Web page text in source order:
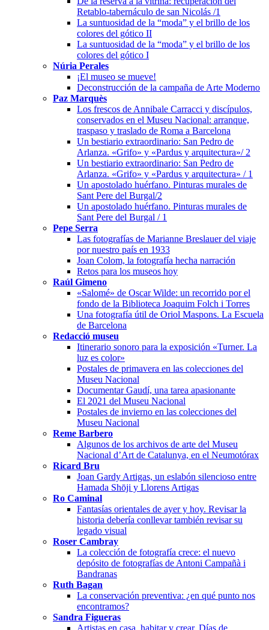
Retablo-tabernáculo de san Nicolás /1
La suntuosidad de la “moda” y el brillo de los
colores del gótico II
La suntuosidad de la “moda” y el brillo de los
colores del gótico I
Núria Perales
¡El museo se mueve!
Deconstrucción de la campaña de Arte Moderno
Paz Marquès
Los frescos de Annibale Carracci y discípulos,
conservados en el Museu Nacional: arranque,
traspaso y traslado de Roma a Barcelona
Un bestiario extraordinario: San Pedro de
Arlanza. «Grifo» y «Pardus y arquitectura»/ 2
Un bestiario extraordinario: San Pedro de
Arlanza. «Grifo» y «Pardus y arquitectura» / 1
Un apostolado huérfano. Pinturas murales de
Sant Pere del Burgal/2
Un apostolado huérfano. Pinturas murales de
Sant Pere del Burgal / 1
Pepe Serra
Las fotografías de Marianne Breslauer del viaje
por nuestro país en 1933
Joan Colom, la fotografía hecha narración
Retos para los museos hoy
Raúl Gimeno
«Salomé» de Oscar Wilde: un recorrido por el
fondo de la Biblioteca Joaquim Folch i Torres
Una fotografía útil de Oriol Maspons. La Escuela
de Barcelona
Redacció museu
Itinerario sonoro para la exposición «Turner. La
luz es color»
Postales de primavera en las colecciones del
Museu Nacional
Documentar Gaudí, una tarea apasionante
El 2021 del Museu Nacional
Postales de invierno en las colecciones del
Museu Nacional
Reme Barbero
Algunos de los archivos de arte del Museu
Nacional d’Art de Catalunya, en el Neumotórax
Ricard Bru
Joan Gardy Artigas, un eslabón silencioso entre
Hamada Shōji y Llorens Artigas
Ro Caminal
Fantasías orientales de ayer y hoy. Revisar la
historia debería conllevar también revisar su
legado visual
Roser Cambray
La colección de fotografía crece: el nuevo
depósito de fotografías de Antoni Campañà i
Bandranas
Ruth Bagan
La conservación preventiva: ¿en qué punto nos
encontramos?
Sandra Figueras
Artistas en casa, habitar y crear. Días de